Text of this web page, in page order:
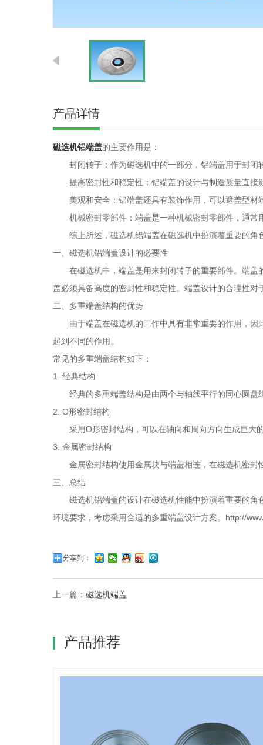
产品详情
磁选机铝端盖的主要作用是：
封闭转子：作为磁选机中的一部分，铝端盖用于封闭
提高密封性和稳定性：铝端盖的设计与制造质量直接
美观和安全：铝端盖还具有装饰作用，可以遮盖型材
机械密封零部件：端盖是一种机械密封零部件，通常
综上所述，磁选机铝端盖在磁选机中扮演着重要的角
一、磁选机铝端盖设计的必要性
在磁选机中，端盖是用来封闭转子的重要部件。端盖
盖必须具备高度的密封性和稳定性。端盖设计的合理性
二、多重端盖结构的优势
由于端盖在磁选机的工作中具有非常重要的作用，因
起到不同的作用。
常见的多重端盖结构如下：
1. 经典结构
经典的多重端盖结构是由两个与轴线平行的同心圆盘
2. O形密封结构
采用O形密封结构，可以在轴向和周向方向生成巨大
3. 金属密封结构
金属密封结构使用金属块与端盖相连，在磁选机密封
三、总结
磁选机铝端盖的设计在磁选机性能中扮演着重要的角
环境要求，考虑采用合适的多重端盖设计方案。http://
分享到：
上一篇： 磁选机端盖
产品推荐